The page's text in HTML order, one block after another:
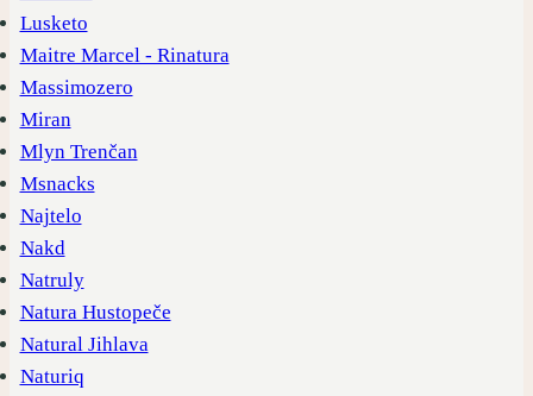
Lusketo
Maitre Marcel - Rinatura
Massimozero
Miran
Mlyn Trenčan
Msnacks
Najtelo
Nakd
Natruly
Natura Hustopeče
Natural Jihlava
Naturiq